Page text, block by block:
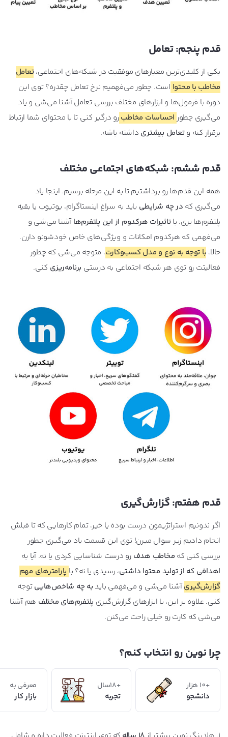
قدم پنجم: تعامل
یکی از کلیدی‌ترین معیارهای موفقیت در شبکه‌های اجتماعی،تعامل
مخاطب با محتوا است. چطور می‌فهمیم نرخ تعامل چقدره؟ توی این
دوره با فرمول‌ها و ابزارهای مختلف بررسی تعامل آشنا می‌شی و یاد
می‌گیری چطور احساسات مخاطبرو درگیر کنی تا با محتوای شما ارتباط
برقرار کنه وتعامل بیشتری داشته باشه.
قدم ششم: شبکه‌های اجتماعی مختلف
همه این قدم‌ها رو برداشتیم تا به این مرحله برسیم. اینجا یاد
می‌گیری که در چه شرایطی باید به سراغ اینستاگرام، یوتیوب یا بقیه
پلتفرم‌ها بری. باتاثیرات هرکدوم از این پلتفرم‌هاآشنا می‌شی و
می‌فهمی که هرکدوم امکانات و ویژگی‌های خاص خودشونو دارن.
حالا، با توجه به نوع و مدل کسب‌وکارت، متوجه می‌شی که چطور
فعالیتت رو توی هر شبکه اجتماعی به درستی برنامه‌ریزی کنی.
قدم هفتم: گزارش‌‌گیری
اگر ندونیم استراتژیمون درست بوده یا خیر، تمام کارهایی که تا قبلش
انجام دادیم زیر سوال میرن! توی این قسمت یاد می‌گیری چطور
بررسی کنی که مخاطب هدف رو درست شناسایی کردی یا نه. آیا به
اهدافی که از تولید محتوا داشتی، رسیدی یا نه؟ با پارامترهای مهم
گزارش‌گیریآشنا می‌شی و می‌فهمی باید به چه شاخص‌هاییتوجه
کنی. علاوه بر این، با ابزارهای گزارش‌گیری پلتفرم‌های مختلف هم آشنا
می‌شی که کارت رو خیلی راحت می‌کنن.
چرا نوین رو انتخاب کنم؟
+10 هزار
دانشجو
+18سال
تجربه
معرفی به
بازار کار